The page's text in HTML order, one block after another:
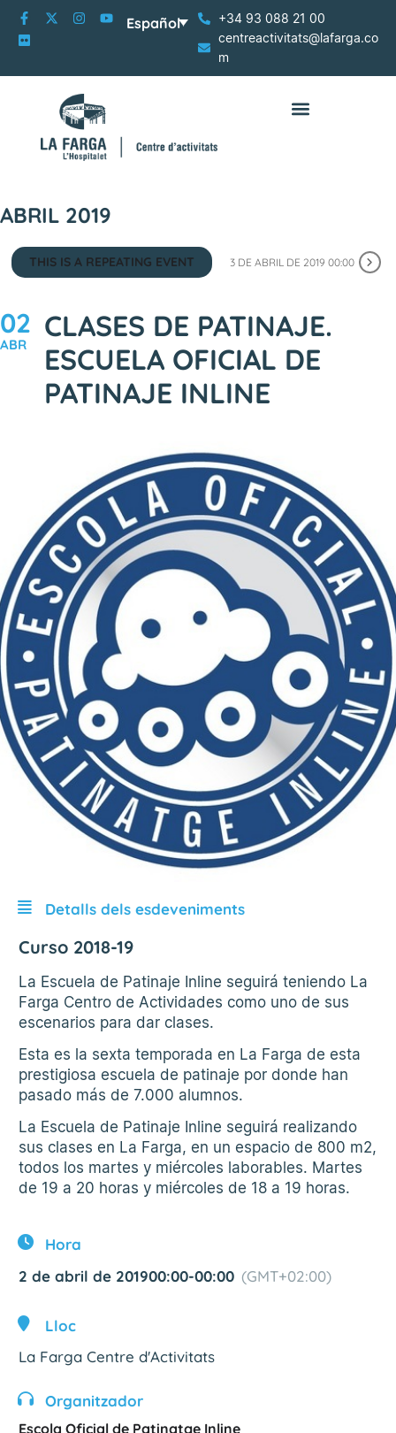
+34 93 088 21 00
centreactivitats@lafarga.co
m
Español
ABRIL 2019
THIS IS A REPEATING EVENT 3 DE ABRIL DE 2019 00:00
02
ABR
CLASES DE PATINAJE.
ESCUELA OFICIAL DE
PATINAJE INLINE
Detalls dels esdeveniments
Curso 2018-19
La Escuela de Patinaje Inline seguirá teniendo La
Farga Centro de Actividades como uno de sus
escenarios para dar clases.
Esta es la sexta temporada en La Farga de esta
prestigiosa escuela de patinaje por donde han
pasado más de 7.000 alumnos.
La Escuela de Patinaje Inline seguirá realizando
sus clases en La Farga, en un espacio de 800 m2,
todos los martes y miércoles laborables. Martes
de 19 a 20 horas y miércoles de 18 a 19 horas.
Hora
2 de abril de 201900:00-00:00 (GMT+02:00)
Lloc
La Farga Centre d'Activitats
Organitzador
Escola Oficial de Patinatge Inline